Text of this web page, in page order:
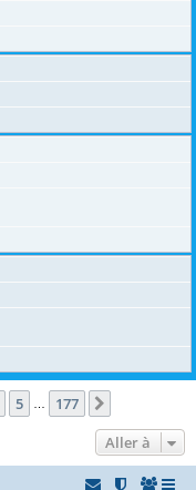
5 177
Aller à